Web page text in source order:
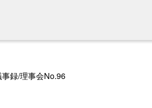
録/理事会No.96